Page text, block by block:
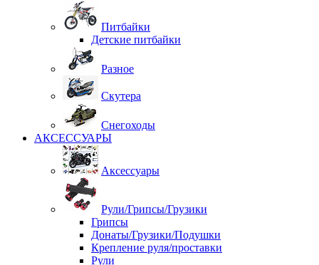
Питбайки
Детские питбайки
Разное
Скутера
Снегоходы
АКСЕССУАРЫ
Аксессуары
Рули/Грипсы/Грузики
Грипсы
Донаты/Грузики/Подушки
Крепление руля/проставки
Рули